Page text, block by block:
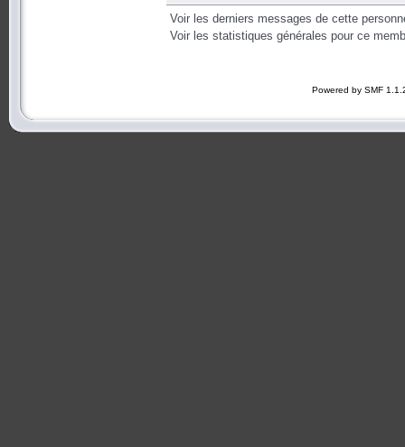
Voir les derniers messages de cette
Voir les statistiques générales pour ce
Powered by SMF